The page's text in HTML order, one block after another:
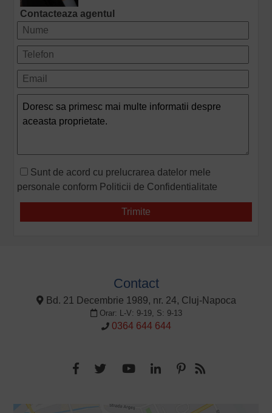
Contacteaza agentul
Sunt de acord cu prelucrarea datelor mele
personale conform Politicii de Confidentialitate
Contact
Bd. 21 Decembrie 1989, nr. 24, Cluj-Napoca
Orar: L-V: 9-19, S: 9-13
0364 644 644